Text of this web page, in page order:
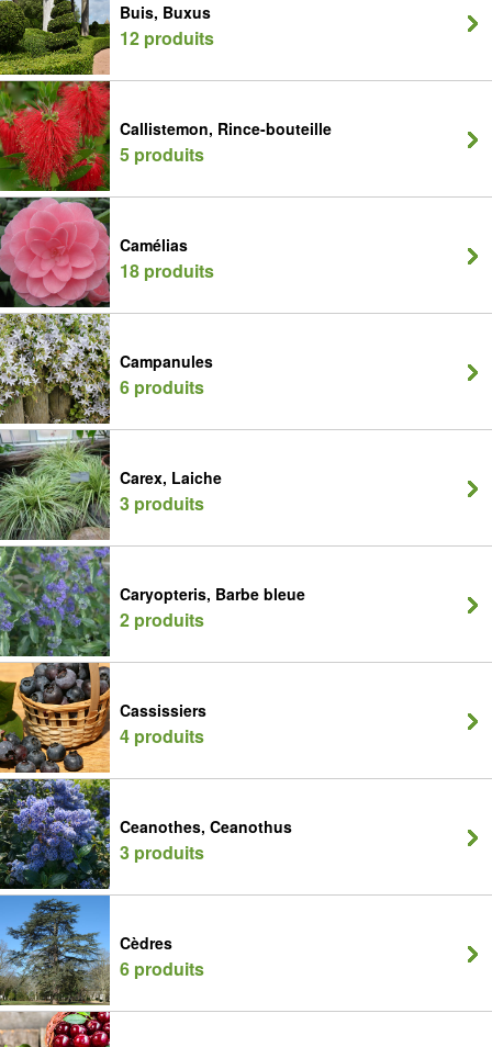
Buis, Buxus
12 produits
Callistemon, Rince-bouteille
5 produits
Camélias
18 produits
Campanules
6 produits
Carex, Laiche
3 produits
Caryopteris, Barbe bleue
2 produits
Cassissiers
4 produits
Ceanothes, Ceanothus
3 produits
Cèdres
6 produits